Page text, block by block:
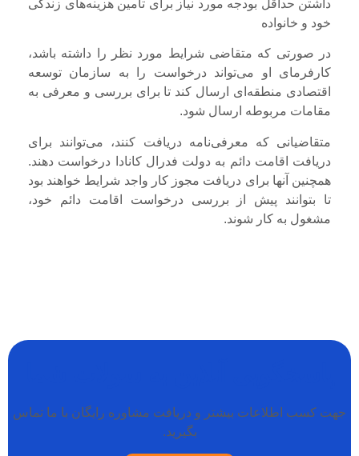
داشتن حداقل بودجه مورد نیاز برای تامین هزینه‌های زندگی
خود و خانواده‌
در صورتی که متقاضی شرایط مورد نظر را داشته باشد،
کارفرمای او می‌تواند درخواست را به سازمان توسعه
اقتصادی منطقه‌ای ارسال کند تا برای بررسی و معرفی به
مقامات مربوطه ارسال شود.
متقاضیانی که معرفی‌نامه دریافت کنند، می‌توانند برای
دریافت اقامت دائم به دولت فدرال کانادا درخواست دهند.
همچنین آنها برای دریافت مجوز کار واجد شرایط خواهند بود
تا بتوانند پیش از بررسی درخواست اقامت دائم خود،
مشغول به کار شوند.
جهت کسب اطلاعات بیشتر و دریافت مشاوره رایگان با ما تماس
بگیرید.